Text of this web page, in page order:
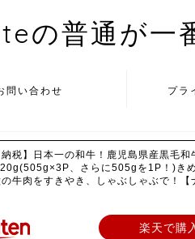
の普通が一
問い合わせ プラ
納税】日本一の和牛！鹿児島県産黒毛和
、さらに505gを1P！)き
牛肉をすきやき、しゃぶしゃぶで！【
楽天で購